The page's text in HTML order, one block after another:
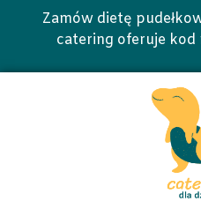
Zamów dietę
catering oferuje